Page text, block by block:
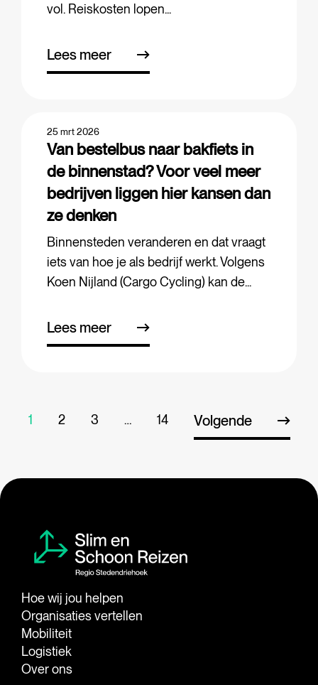
vol. Reiskosten lopen...
Lees meer
25 mrt 2026
Van bestelbus naar bakfiets in
de binnenstad? Voor veel meer
bedrijven liggen hier kansen dan
ze denken
Binnensteden veranderen en dat vraagt
iets van hoe je als bedrijf werkt. Volgens
Koen Nijland (Cargo Cycling) kan de...
Lees meer
1 2 3 … 14 Volgende
Hoe wij jou helpen
Organisaties vertellen
Mobiliteit
Logistiek
Over ons